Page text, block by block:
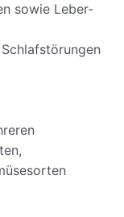
sowie Leber-